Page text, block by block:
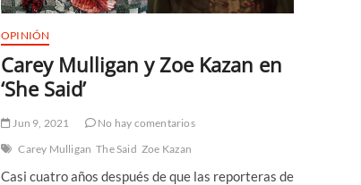
OPINIÓN
Carey Mulligan y Zoe Kazan en
‘She Said’
Jun 9, 2021
No hay comentarios
Carey Mulligan The Said Zoe Kazan
Casi cuatro años después de que las reporteras de